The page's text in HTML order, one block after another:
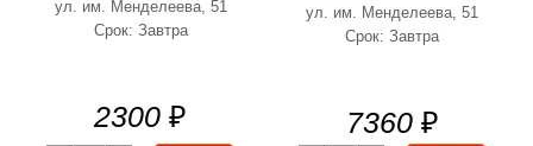
ул. им. Менделеева, 51
Срок: Завтра
2300 ₽
ул. им. Менделеева, 51
Срок: Завтра
7360 ₽